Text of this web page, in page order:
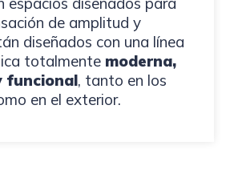
de amplitud y
diseñados con una línea
totalmente moderna,
funcional, tanto en los
en el exterior.